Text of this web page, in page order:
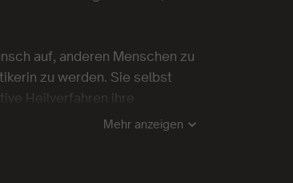
auf, anderen Menschen zu
zu werden. Sie selbst
Heilverfahren ihre
Mehr anzeigen